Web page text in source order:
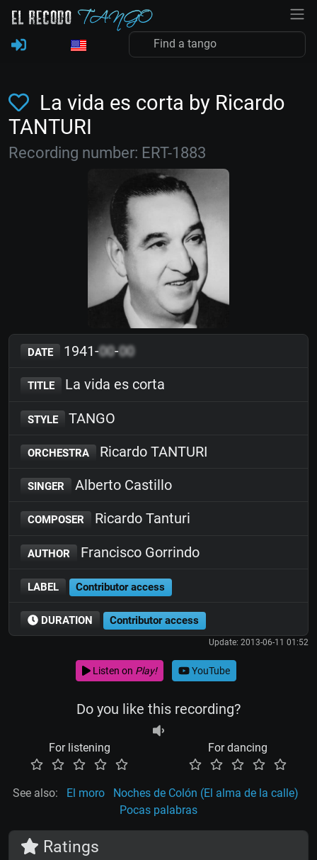
La vida es corta by Ricardo
TANTURI
Recording number: ERT-1883
DATE 1941-00-00
TITLE La vida es corta
STYLE TANGO
ORCHESTRA Ricardo TANTURI
SINGER Alberto Castillo
COMPOSER Ricardo Tanturi
AUTHOR Francisco Gorrindo
LABEL Contributor access
DURATION Contributor access
Update: 2013-06-11 01:52
Listen on Play! YouTube
Do you like this recording?
For listening For dancing
See also: El moro
Noches de Colón (El alma de la calle)
Pocas palabras
Ratings